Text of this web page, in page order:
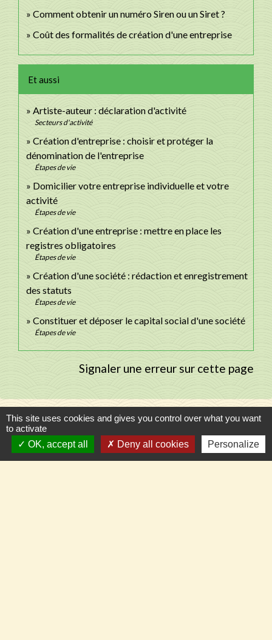
Comment obtenir un numéro Siren ou un Siret ?
Coût des formalités de création d'une entreprise
Et aussi
Artiste-auteur : déclaration d'activité
Secteurs d'activité
Création d'entreprise : choisir et protéger la
dénomination de l'entreprise
Étapes de vie
Domicilier votre entreprise individuelle et votre
activité
Étapes de vie
Création d'une entreprise : mettre en place les
registres obligatoires
Étapes de vie
Création d'une société : rédaction et enregistrement
des statuts
Étapes de vie
Constituer et déposer le capital social d'une société
Étapes de vie
Signaler une erreur sur cette page
Contacts
Commune de Llupia
This site uses cookies and gives you control over what you want
to activate
OK, accept all
Deny all cookies Personalize